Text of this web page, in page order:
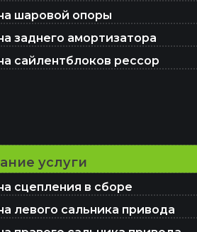
шаровой опоры
заднего амортизатора
сайлентблоков рессор
услуги
сцепления в сборе
левого сальника привода